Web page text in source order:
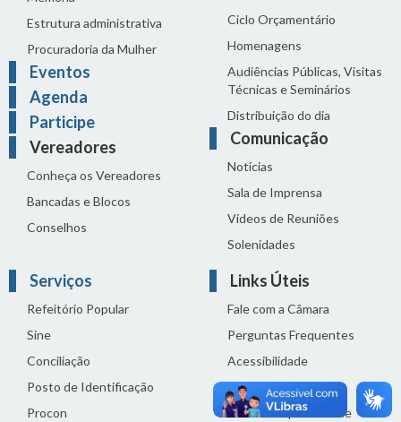
Estrutura administrativa
Procuradoria da Mulher
Eventos
Agenda
Participe
Vereadores
Conheça os Vereadores
Bancadas e Blocos
Conselhos
Ciclo Orçamentário
Homenagens
Audiências Públicas, Visitas
Técnicas e Seminários
Distribuição do dia
Comunicação
Notícias
Sala de Imprensa
Vídeos de Reuniões
Solenidades
Serviços
Refeitório Popular
Sine
Conciliação
Posto de Identificação
Procon
Links Úteis
Fale com a Câmara
Perguntas Frequentes
Acessibilidade
Termos de uso
Política de privacidade